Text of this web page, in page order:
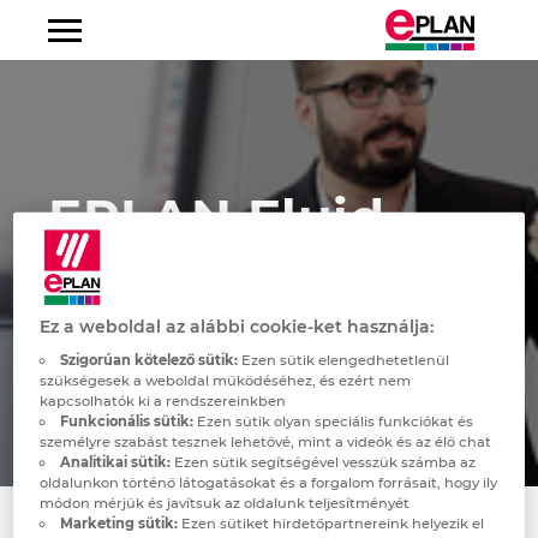
EPLAN Fluid
Tréning áttekintés
Alkatrészgyártók
Autóipar
Élelmiszeripar és Italgyártás
Feldolgozóipar
Energetika
Decentralizált energiarendszerek
Tengerhajózás
Fluidtechnika
Kábelkötegek
Folyamattervezés
EI&C Tervezés
Szerviz és Karbantartás
Épületautomatizálás
EPLAN Pro Panel
EPLAN Smart Production
EPLAN Preplanning
EPLAN Engineering Configuration
EPLAN Cable proD
EPLAN Harness proD
Consulting Portfolio
CA: EPLAN Cloud solutions as today's Project
Oktatás
3D Panel Design Expert
P&ID Design
3D Harness Design
Felhasználói megoldások
EPLAN globális támogatás
Letöltések
Software Service
Innováció
Hírek
Sajtó
Hírlevél
Események
Friedhelm Loh Group
Australia
Austria
Belgium
Bosnien-Herzegovina
Brazil
Brunei
Ez a weboldal az alábbi cookie-ket használja:
Szigorúan kötelező sütik:Ezen sütik elengedhetetlenül
szükségesek a weboldal működéséhez, és ezért nem
kapcsolhatók ki a rendszereinkben
Funkcionális sütik:Ezen sütik olyan speciális funkciókat és
személyre szabást tesznek lehetővé, mint a videók és az élő chat
Analitikai sütik:Ezen sütik segítségével vesszük számba az
oldalunkon történő látogatásokat és a forgalom forrásait, hogy ily
módon mérjük és javítsuk az oldalunk teljesítményét
Marketing sütik:Ezen sütiket hirdetőpartnereink helyezik el